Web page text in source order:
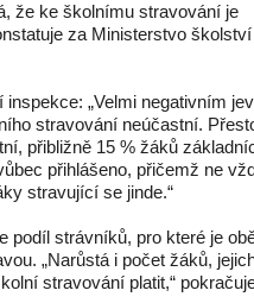
že ke školnímu stravování je
za Ministerstvo školství
„Velmi negativním
stravování neúčastní.
přibližně 15 % žáků
přihlášeno, přičemž ne
stravující se jinde.“
podíl strávníků, pro které je
„Narůstá i počet žáků,
stravování platit,“